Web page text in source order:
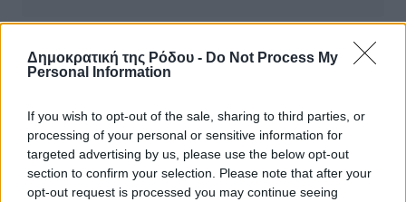
Δημοκρατική της Ρόδου - Do Not Process My
Personal Information
If you wish to opt-out of the sale, sharing to third parties, or
processing of your personal or sensitive information for
targeted advertising by us, please use the below opt-out
section to confirm your selection. Please note that after your
opt-out request is processed you may continue seeing
Αλλάζει το σύστημα έκδοσης άδειας
οδήγησης
Νέο νομοθετικό πλαίσιο για τις άδειες οδήγησης
προωθείται στη Βουλή από το υπουργείο Υποδομών,
Μεταφορών και Δικτύων, «που θα επιλύει προβλήματα,
μεταξύ των οποίων και ο ...